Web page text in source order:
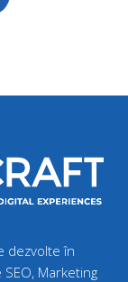
dezvolte în
Marketing